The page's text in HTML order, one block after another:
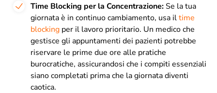
Time Blocking per la Concentrazione: Se la tua
giornata è in continuo cambiamento, usa iltime
blocking per il lavoro prioritario. Un medico che
gestisce gli appuntamenti dei pazienti potrebbe
riservare le prime due ore alle pratiche
burocratiche, assicurandosi che i compiti essenziali
siano completati prima che la giornata diventi
caotica.